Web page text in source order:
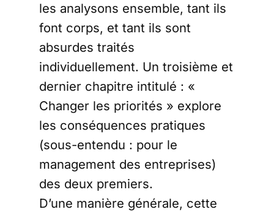
les analysons ensemble, tant ils
font corps, et tant ils sont
absurdes traités
individuellement. Un troisième et
dernier chapitre intitulé : «
Changer les priorités » explore
les conséquences pratiques
(sous-entendu : pour le
management des entreprises)
des deux premiers.
D’une manière générale, cette